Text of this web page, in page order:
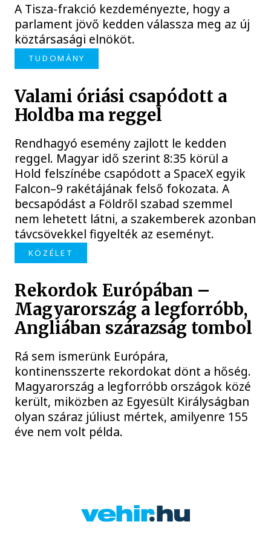
A Tisza-frakció kezdeményezte, hogy a
parlament jövő kedden válassza meg az új
köztársasági elnököt.
TUDOMÁNY
Valami óriási csapódott a
Holdba ma reggel
Rendhagyó esemény zajlott le kedden
reggel. Magyar idő szerint 8:35 körül a
Hold felszínébe csapódott a SpaceX egyik
Falcon–9 rakétájának felső fokozata. A
becsapódást a Földről szabad szemmel
nem lehetett látni, a szakemberek azonban
távcsövekkel figyelték az eseményt.
KÖZÉLET
Rekordok Európában –
Magyarország a legforróbb,
Angliában szárazság tombol
Rá sem ismerünk Európára,
kontinensszerte rekordokat dönt a hőség.
Magyarország a legforróbb országok közé
került, miközben az Egyesült Királyságban
olyan száraz júliust mértek, amilyenre 155
éve nem volt példa.